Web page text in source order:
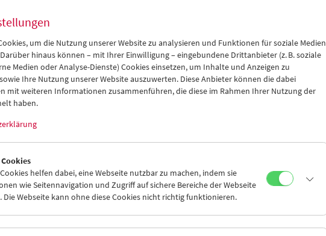
Mai 2009 >>
Mi Do Fr Sa So
29 30 01 02
03
06 07 08 09
10
13 14
20 21
03
iCalender
Programmheft-PDF
English language or subtitles
um die Nutzung unserer Website zu analysieren und Funktionen für soziale Medien
hinaus können – mit Ihrer Einwilligung – eingebundene Drittanbieter (z. B. soziale
Medien oder Analyse-Dienste) Cookies einsetzen, um Inhalte und Anzeigen zu
Ihre Nutzung unserer Website auszuwerten. Diese Anbieter können die dabei
mit weiteren Informationen zusammenführen, die diese im Rahmen Ihrer Nutzung der
haben.
helfen dabei, eine Webseite nutzbar zu machen, indem sie
wie Seitennavigation und Zugriff auf sichere Bereiche der Webseite
Die Webseite kann ohne diese Cookies nicht richtig funktionieren.